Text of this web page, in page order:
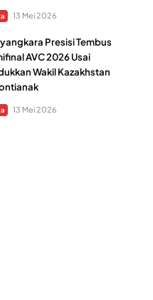
13 Mei 2026
Presisi Tembus
AVC 2026 Usai
Wakil Kazakhstan
13 Mei 2026